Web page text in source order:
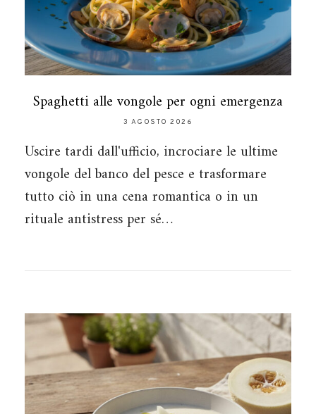
Spaghetti alle vongole per ogni emergenza
3 AGOSTO 2026
Uscire tardi dall'ufficio, incrociare le ultime
vongole del banco del pesce e trasformare
tutto ciò in una cena romantica o in un
rituale antistress per sé…